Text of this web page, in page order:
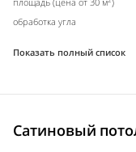
обработка угла
Показать полный список
Сатиновый